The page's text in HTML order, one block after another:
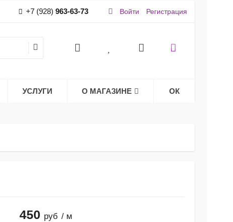
+7 (928) 963-63-73 Войти Регистрация
УСЛУГИ О МАГАЗИНЕ ОК
450 руб / м